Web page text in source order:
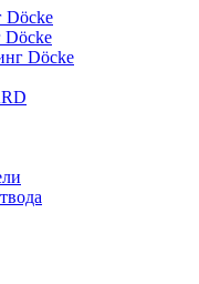
Döcke
Döcke
Döcke